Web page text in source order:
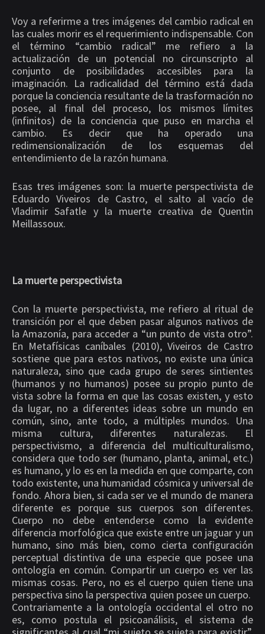
Voy a referirme a tres imágenes del cambio radical en
las cuales morir es el requerimiento indispensable. Con
el término “cambio radical” me refiero a la
actualización de un potencial no circunscripto al
conjunto de posibilidades accesibles para la
imaginación. La radicalidad del término está dada
porque la conciencia resultante de la trasformación no
posee, al final del proceso, los mismos límites
(infinitos) de la conciencia que puso en marcha el
cambio. Es decir que ha operado una
redimensionalización de los esquemas del
entendimiento de la razón humana.
Esas tres imágenes son: la muerte perspectivista de
Eduardo Viveiros de Castro, el salto al vacío de
Vladimir Safatle y la muerte creativa de Quentin
Meillassoux.
La muerte perspectivista
Con la muerte perspectivista, me refiero al ritual de
transición por el que deben pasar algunos nativos de
la Amazonía, para acceder a “un punto de vista otro”.
En Metafísicas caníbales (2010), Viveiros de Castro
sostiene que para estos nativos, no existe una única
naturaleza, sino que cada grupo de seres sintientes
(humanos y no humanos) posee su propio punto de
vista sobre la forma en que las cosas existen, y esto
da lugar, no a diferentes ideas sobre un mundo en
común, sino, ante todo, a múltiples mundos. Una
misma cultura, diferentes naturalezas. El
perspectivismo, a diferencia del multiculturalismo,
considera que todo ser (humano, planta, animal, etc.)
es humano, y lo es en la medida en que comparte, con
todo existente, una humanidad cósmica y universal de
fondo. Ahora bien, si cada ser ve el mundo de manera
diferente es porque sus cuerpos son diferentes.
Cuerpo no debe entenderse como la evidente
diferencia morfológica que existe entre un jaguar y un
humano, sino más bien, como cierta configuración
perceptual distintiva de una especie que posee una
ontología en común. Compartir un cuerpo es ver las
mismas cosas. Pero, no es el cuerpo quien tiene una
perspectiva sino la perspectiva quien posee un cuerpo.
Contrariamente a la ontología occidental el otro no
es, como postula el psicoanálisis, el sistema de